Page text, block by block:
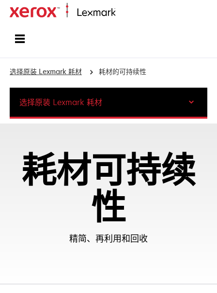
选择原装 Lexmark 耗材 耗材的可持续性
耗材可持续
性
精简、再利用和回收
选择原装 Lexmark 耗材